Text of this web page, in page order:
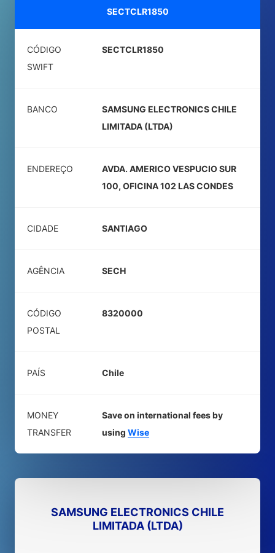
SECTCLR1850
CÓDIGO
SWIFT
SECTCLR1850
BANCO
SAMSUNG ELECTRONICS CHILE
LIMITADA (LTDA)
ENDEREÇO
AVDA. AMERICO VESPUCIO SUR
100, OFICINA 102 LAS CONDES
CIDADE SANTIAGO
AGÊNCIA SECH
CÓDIGO
POSTAL
8320000
PAÍS Chile
MONEY
TRANSFER
Save on international fees by
using Wise
SAMSUNG ELECTRONICS CHILE
LIMITADA (LTDA)